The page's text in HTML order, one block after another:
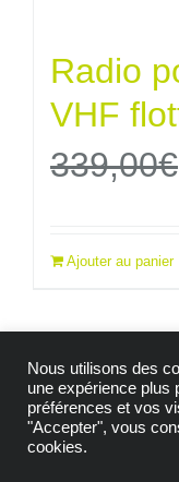
Radio
VHF
339,00€
Ajouter au panier
© Copyright
Mention
Nous utilisons des
une expérience plus
préférences et vos
"Accepter", vous
cookies.